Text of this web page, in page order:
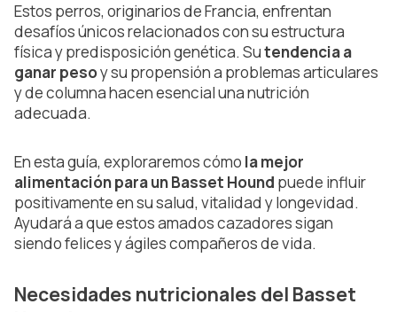
Estos perros, originarios de Francia, enfrentan
desafíos únicos relacionados con su estructura
física y predisposición genética. Sutendencia a
ganar pesoy su propensión a problemas articulares
y de columna hacen esencial una nutrición
adecuada.
En esta guía, exploraremos cómo la mejor
alimentación para un Basset Hound puede influir
positivamente en su salud, vitalidad y longevidad.
Ayudará a que estos amados cazadores sigan
siendo felices y ágiles compañeros de vida.
Necesidades nutricionales del Basset